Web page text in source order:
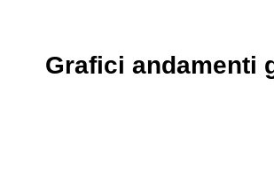
Grafici andamenti